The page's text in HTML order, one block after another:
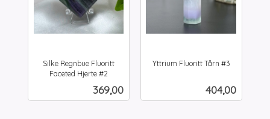
Silke Regnbue Fluoritt
Faceted Hjerte #2
Pris
369,00
Yttrium Fluoritt Tårn #3
Pris
404,00